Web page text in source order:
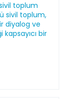
toplum
sivil toplum,
diyalog ve
bir